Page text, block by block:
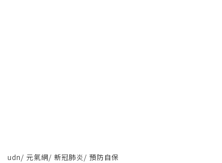
udn/ 元氣網/ 新冠肺炎 / 預防自保